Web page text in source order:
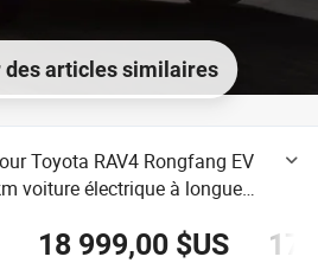
des articles similaires
Toyota RAV4 Rongfang EV
voiture électrique à longue
18 999,00 $US 17